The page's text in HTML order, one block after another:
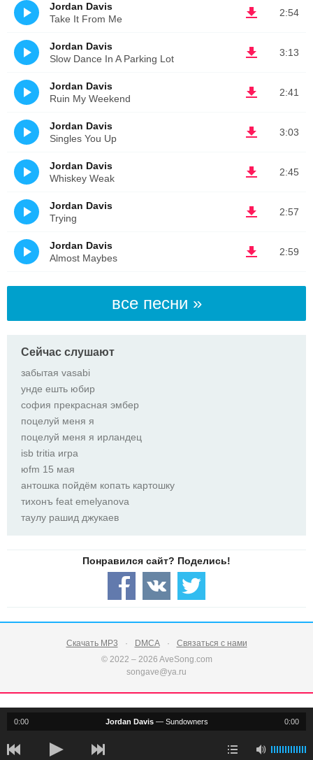
2:54
Jordan Davis
Take It From Me
3:13
Jordan Davis
Slow Dance In A Parking Lot
2:41
Jordan Davis
Ruin My Weekend
3:03
Jordan Davis
Singles You Up
2:45
Jordan Davis
Whiskey Weak
2:57
Jordan Davis
Trying
2:59
Jordan Davis
Almost Maybes
все песни »
Сейчас слушают
забытая vasabi
унде ешть юбир
софия прекрасная эмбер
поцелуй меня я
поцелуй меня я ирландец
isb tritia игра
юfm 15 мая
антошка пойдём копать картошку
тихонъ feat emelyanova
таулу рашид джукаев
Скачать MP3 DMCA
Связаться с нами
© 2022 – 2026 AveSong.com
songave@ya.ru
0:00 0:00
Jordan Davis — Sundowners